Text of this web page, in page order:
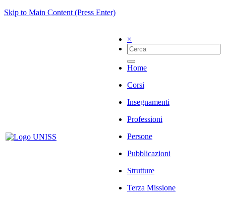
Skip to Main Content (Press Enter)
×
Home
Corsi
Insegnamenti
Professioni
Persone
Pubblicazioni
Strutture
Terza Missione